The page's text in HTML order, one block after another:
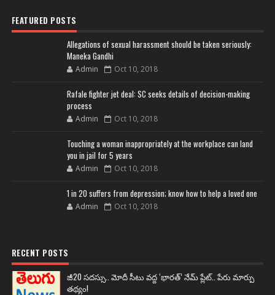
FEATURED POSTS
Allegations of sexual harassment should be taken seriously:
Maneka Gandhi
Admin Oct 10, 2018
Rafale fighter jet deal: SC seeks details of decision-making
process
Admin Oct 10, 2018
Touching a woman inappropriately at the workplace can land
you in jail for 5 years
Admin Oct 10, 2018
1 in 20 suffers from depression; know how to help a loved one
Admin Oct 10, 2018
RECENT POSTS
జీ20 సదస్సు.. మోదీ సీటు వద్ద ‘భారత్’ నేమ్ ప్లేట్‌.. పేరు మార్పు
తథ్యం!